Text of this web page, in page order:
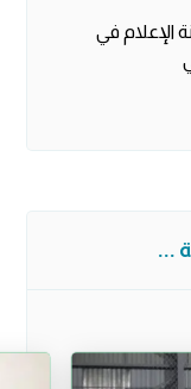
الإعلام في
...